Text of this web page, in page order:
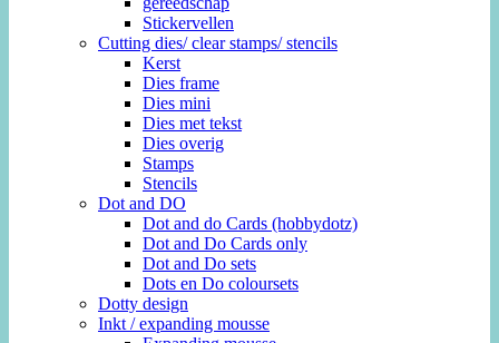
Stickervellen
Cutting dies/ clear stamps/ stencils
Kerst
Dies frame
Dies mini
Dies met tekst
Dies overig
Stamps
Stencils
Dot and DO
Dot and do Cards (hobbydotz)
Dot and Do Cards only
Dot and Do sets
Dots en Do coloursets
Dotty design
Inkt / expanding mousse